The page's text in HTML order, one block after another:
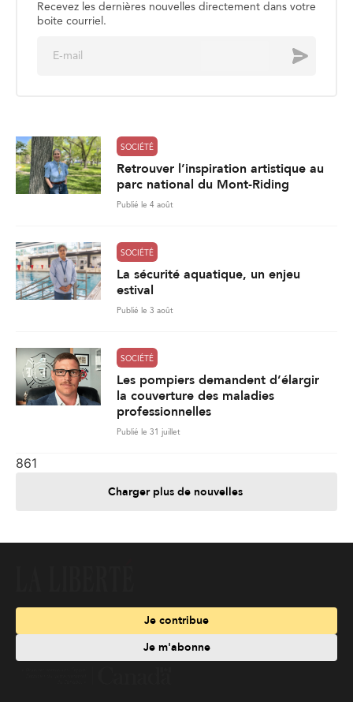
Recevez les dernières nouvelles directement dans votre
boite courriel.
Envoyer
SOCIÉTÉ
Retrouver l’inspiration artistique au
parc national du Mont-Riding
Publié le 4 août
SOCIÉTÉ
La sécurité aquatique, un enjeu
estival
Publié le 3 août
SOCIÉTÉ
Les pompiers demandent d’élargir
la couverture des maladies
professionnelles
Publié le 31 juillet
861
Charger plus de nouvelles
Je contribue
Je m'abonne